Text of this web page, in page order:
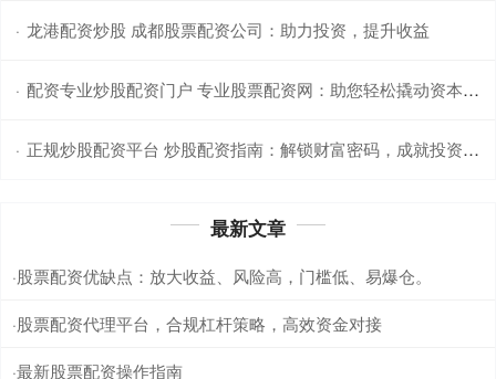
· 龙港配资炒股 成都股票配资公司：助力投资，提升收益
· 配资专业炒股配资门户 专业股票配资网：助您轻松撬动资本杠杆
· 正规炒股配资平台 炒股配资指南：解锁财富密码，成就投资梦想
最新文章
·股票配资优缺点：放大收益、风险高，门槛低、易爆仓。
·股票配资代理平台，合规杠杆策略，高效资金对接
·最新股票配资操作指南